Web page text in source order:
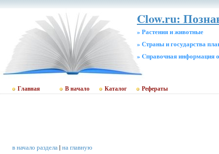
Clow.ru:
» Растения и животные
» Страны и государства
» Cправочная информация
Главная В начало Каталог Рефераты
в начало раздела| на главную